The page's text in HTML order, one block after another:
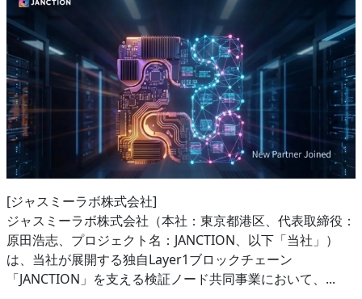
[ジャスミーラボ株式会社]
ジャスミーラボ株式会社（本社：東京都港区、代表取締役：
原田浩志、プロジェクト名：JANCTION、以下「当社」）
は、当社が展開する独自Layer1ブロックチェーン
「JANCTION」を支える検証ノード共同事業において、...